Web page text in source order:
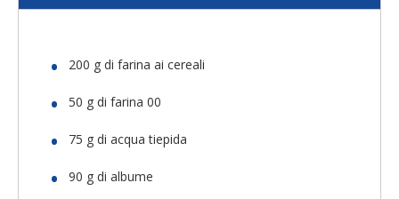
200 g di farina ai cereali
50 g di farina 00
75 g di acqua tiepida
90 g di albume